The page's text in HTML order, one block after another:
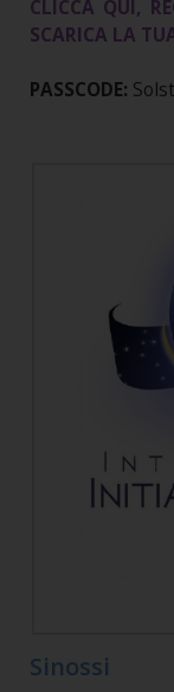
CLICCA QUI,
SCARICA LA
PASSCODE:
Sinossi